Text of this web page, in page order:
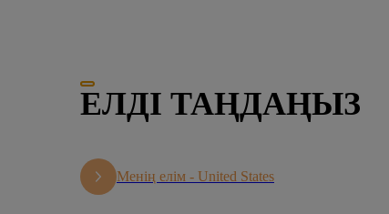
ЕЛДІ ТАҢДАҢЫЗ
Менің елім - United States